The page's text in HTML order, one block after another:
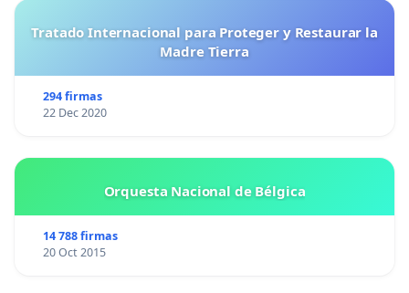
Tratado Internacional para Proteger y Restaurar la
Madre Tierra
294 firmas
22 Dec 2020
Orquesta Nacional de Bélgica
14 788 firmas
20 Oct 2015